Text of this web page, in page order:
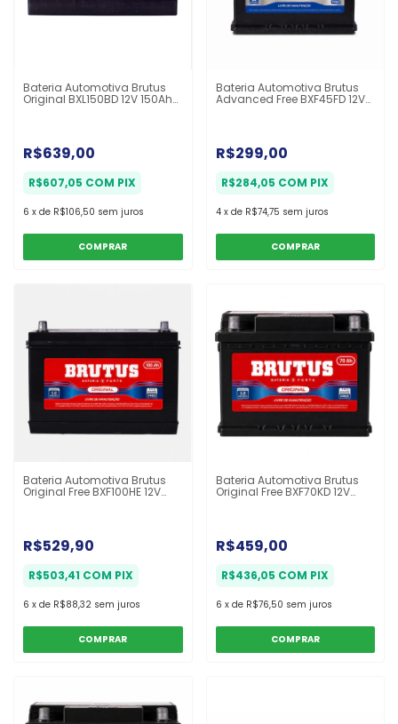
Bateria Automotiva Brutus
Original BXL150BD 12V 150Ah
12 Meses
R$639,00
R$607,05 COM PIX
6 x de R$106,50 sem juros
COMPRAR
Bateria Automotiva Brutus
Advanced Free BXF45FD 12V
R$299,00
R$284,05 COM PIX
4 x de R$74,75 sem juros
COMPRAR
Bateria Automotiva Brutus
Original Free BXF100HE 12V
100Ah 12 Meses
R$529,90
R$503,41 COM PIX
6 x de R$88,32 sem juros
COMPRAR
Bateria Automotiva Brutus
Original Free BXF70KD 12V
70Ah 12 Meses
R$459,00
R$436,05 COM PIX
6 x de R$76,50 sem juros
COMPRAR